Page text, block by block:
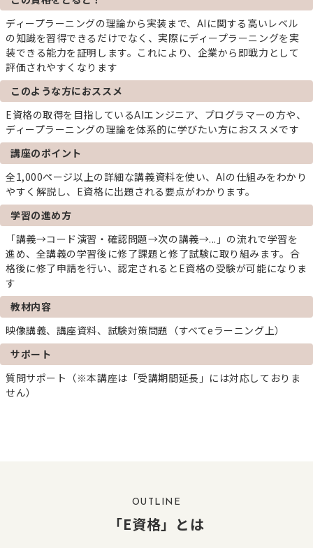
ディープラーニングの理論から実装まで、AIに関する高いレベル
の知識を習得できるだけでなく、実際にディープラーニングを実
装できる能力を証明します。これにより、企業から即戦力として
評価されやすくなります
このような方におススメ
E資格の取得を目指しているAIエンジニア、プログラマーの方や、
ディープラーニングの理論を体系的に学びたい方におススメです
講座のポイント
全1,000ページ以上の詳細な講義資料を使い、AIの仕組みをわかり
やすく解説し、E資格に出題される要点がわかります。
学習の進め方
「講義→コード演習・確認問題→次の講義→...」の流れで学習を
進め、全講義の学習後に修了課題と修了試験に取り組みます。合
格後に修了申請を行い、認定されるとE資格の受験が可能になりま
す
教材内容
映像講義、講座資料、試験対策問題（すべてeラーニング上）
サポート
質問サポート（※本講座は「受講期間延長」には対応しておりま
せん）
OUTLINE
「E資格」とは